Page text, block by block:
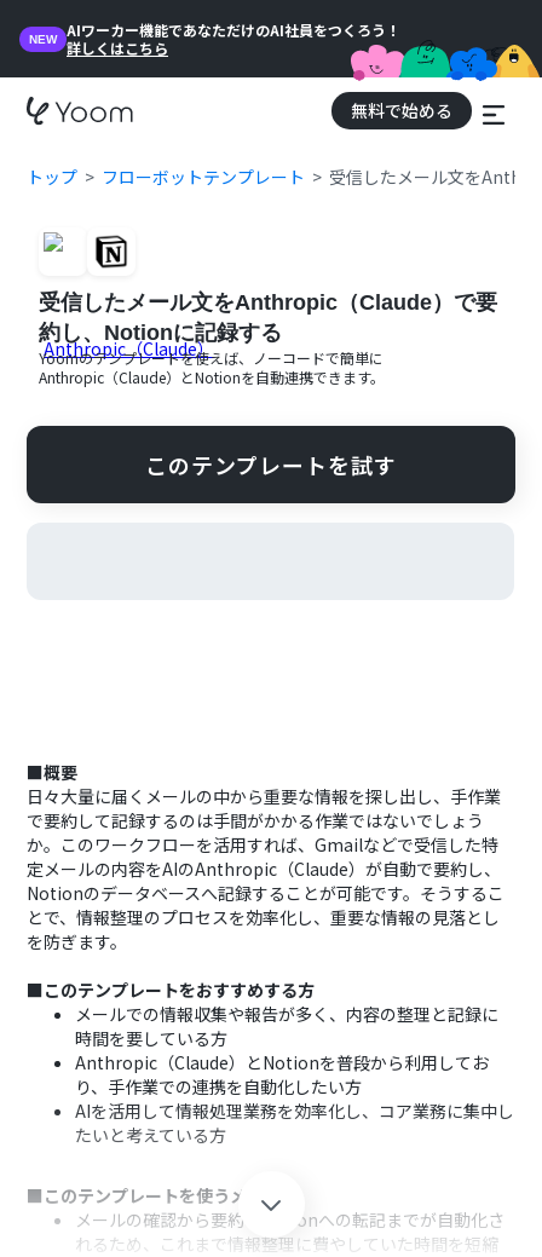
NEW
AIワーカー機能であなただけのAI社員をつくろう！
詳しくはこちら
無料で始める
トップ フローボットテンプレート 受信したメール文を
受信したメール文をAnthropic（Claude）で要
約し、Notionに記録する
Yoomのテンプレートを使えば、ノーコードで簡単に
Anthropic（Claude） とNotionを自動連携できます。
このテンプレートを試す
■概要
日々大量に届くメールの中から重要な情報を探し出し、手作業
で要約して記録するのは手間がかかる作業ではないでしょう
か。このワークフローを活用すれば、Gmailなどで受信した特
定メールの内容をAIのAnthropic（Claude）が自動で要約し、
Notionのデータベースへ記録することが可能です。そうするこ
とで、情報整理のプロセスを効率化し、重要な情報の見落とし
を防ぎます。
■このテンプレートをおすすめする方
メールでの情報収集や報告が多く、内容の整理と記録に
時間を要している方
Anthropic（Claude）とNotionを普段から利用してお
り、手作業での連携を自動化したい方
AIを活用して情報処理業務を効率化し、コア業務に集中し
たいと考えている方
■このテンプレートを使うメリット
メールの確認から要約、Notionへの転記までが自動化さ
れるため、これまで情報整理に費やしていた時間を短縮